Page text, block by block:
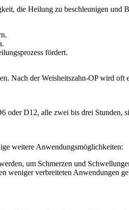
die Heilung zu beschleunigen und
fördert.
Nach der Weisheitszahn-OP wird oft
oder D12, alle zwei bis drei Stunden,
weitere Anwendungsmöglichkeiten:
um Schmerzen und
weniger verbreiteten Anwendungen